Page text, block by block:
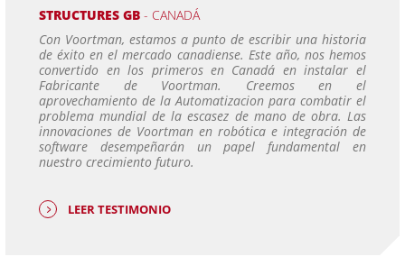
STRUCTURES GB- CANADÁ
Con Voortman, estamos a punto de escribir una historia
de éxito en el mercado canadiense. Este año, nos hemos
convertido en los primeros en Canadá en instalar el
Fabricante de Voortman. Creemos en el
aprovechamiento de la Automatizacion para combatir el
problema mundial de la escasez de mano de obra. Las
innovaciones de Voortman en robótica e integración de
software desempeñarán un papel fundamental en
nuestro crecimiento futuro.
LEER TESTIMONIO